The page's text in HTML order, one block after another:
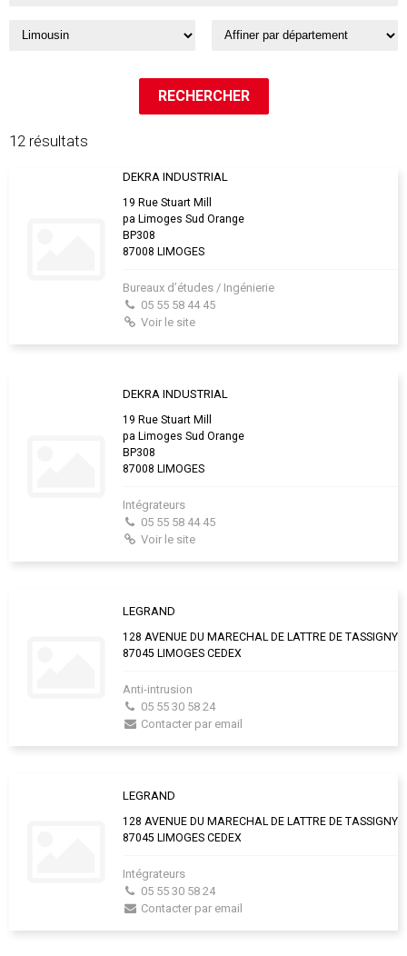
12 résultats
DEKRA INDUSTRIAL
19 Rue Stuart Mill
pa Limoges Sud Orange
BP308
87008 LIMOGES
Bureaux d’études / Ingénierie
05 55 58 44 45
Voir le site
DEKRA INDUSTRIAL
19 Rue Stuart Mill
pa Limoges Sud Orange
BP308
87008 LIMOGES
Intégrateurs
05 55 58 44 45
Voir le site
LEGRAND
128 AVENUE DU MARECHAL DE LATTRE DE TASSIGNY
87045 LIMOGES CEDEX
Anti-intrusion
05 55 30 58 24
Contacter par email
LEGRAND
128 AVENUE DU MARECHAL DE LATTRE DE TASSIGNY
87045 LIMOGES CEDEX
Intégrateurs
05 55 30 58 24
Contacter par email